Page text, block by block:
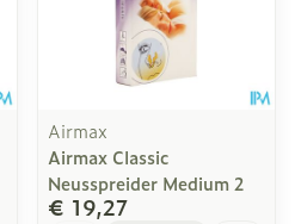
Airmax
Airmax Classic
Neusspreider Medium 2
€ 19,27